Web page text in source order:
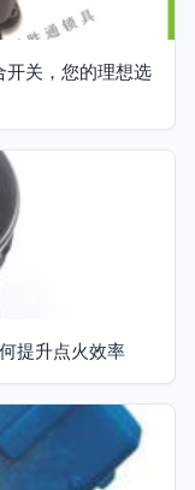
开关，您的理想选
提升点火效率